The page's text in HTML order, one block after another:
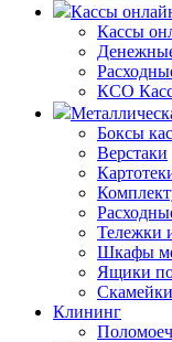
Кассы
Кассы
КСО
Боксы
Верстаки
Тележки
Шкафы
Ящики
Скамейки
Клининг